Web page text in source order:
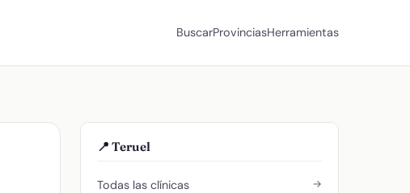
BuscarProvinciasHerramientas
📍 Teruel
Todas las clínicas →